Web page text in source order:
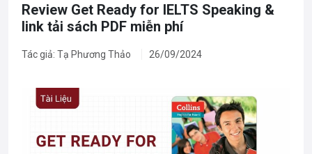
Review Get Ready for IELTS Speaking &
link tải sách PDF miễn phí
Tác giả: Tạ Phương Thảo 26/09/2024